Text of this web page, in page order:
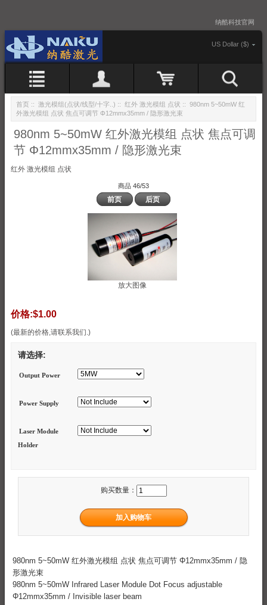
纳酷科技官网
US Dollar ($)
首页 :: 激光模组(点状/线型/十字..) :: 红外 激光模组 点状 :: 980nm 5~50mW 红
外激光模组 点状 焦点可调节 Φ12mmx35mm / 隐形激光束
980nm 5~50mW 红外激光模组 点状 焦点可调
节 Φ12mmx35mm / 隐形激光束
红外 激光模组 点状
商品 46/53
前页 后页
放大图像
价格:$1.00
(最新的价格,请联系我们.)
请选择:
Output Power
Power Supply
Laser Module
Holder
购买数量：
980nm 5~50mW 红外激光模组 点状 焦点可调节 Φ12mmx35mm / 隐
形激光束
980nm 5~50mW Infrared Laser Module Dot Focus adjustable
Φ12mmx35mm / Invisible laser beam